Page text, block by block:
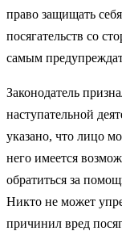
право защищать
посягательств со
самым
Законодатель
наступательной
указано, что лицо
него имеется
обратиться за
Никто не может
причинил вред